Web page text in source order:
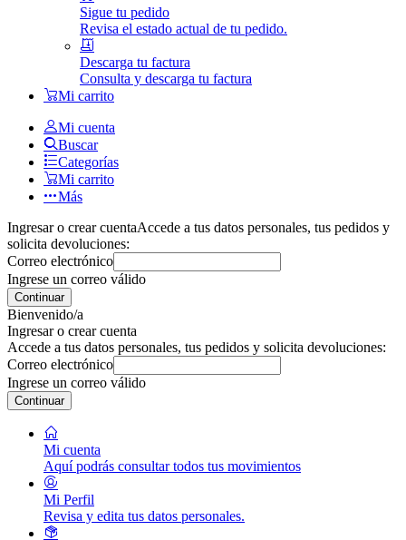
Sigue tu pedido
Revisa el estado actual de tu pedido.
Descarga tu factura
Consulta y descarga tu factura
Mi carrito
Mi cuenta
Buscar
Categorías
Mi carrito
Más
Ingresar o crear cuentaAccede a tus datos personales, tus pedidos y
solicita devoluciones:
Correo electrónico
Ingrese un correo válido
Continuar
Bienvenido/a
Ingresar o crear cuenta
Accede a tus datos personales, tus pedidos y solicita devoluciones:
Correo electrónico
Ingrese un correo válido
Continuar
Mi cuenta
Aquí podrás consultar todos tus movimientos
Mi Perfil
Revisa y edita tus datos personales.